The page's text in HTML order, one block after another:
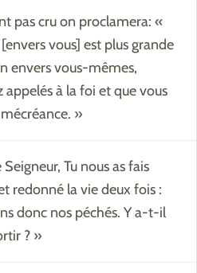
pas cru on proclamera: «
vous] est plus grande
envers vous-mêmes,
appelés à la foi et que vous
»
Tu nous as fais
redonné la vie deux fois :
donc nos péchés. Y a-t-il
? »